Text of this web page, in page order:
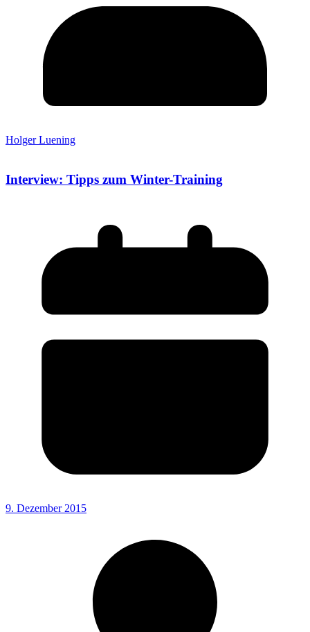
Holger Luening
Interview: Tipps zum Winter-Training
9. Dezember 2015